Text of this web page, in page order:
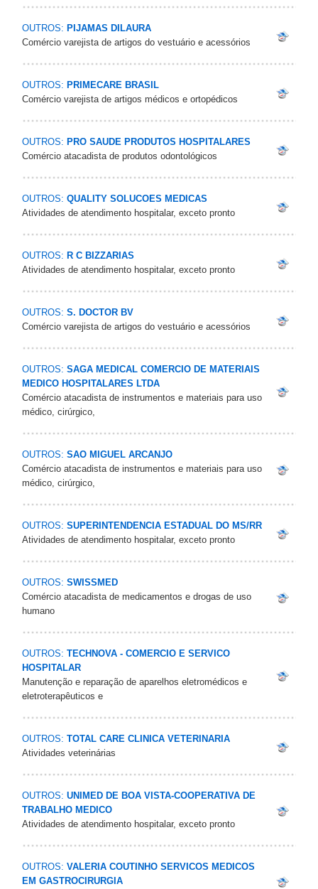
OUTROS: PIJAMAS DILAURA
Comércio varejista de artigos do vestuário e acessórios
OUTROS: PRIMECARE BRASIL
Comércio varejista de artigos médicos e ortopédicos
OUTROS: PRO SAUDE PRODUTOS HOSPITALARES
Comércio atacadista de produtos odontológicos
OUTROS: QUALITY SOLUCOES MEDICAS
Atividades de atendimento hospitalar, exceto pronto
OUTROS: R C BIZZARIAS
Atividades de atendimento hospitalar, exceto pronto
OUTROS: S. DOCTOR BV
Comércio varejista de artigos do vestuário e acessórios
OUTROS: SAGA MEDICAL COMERCIO DE MATERIAIS
MEDICO HOSPITALARES LTDA
Comércio atacadista de instrumentos e materiais para uso
médico, cirúrgico,
OUTROS: SAO MIGUEL ARCANJO
Comércio atacadista de instrumentos e materiais para uso
médico, cirúrgico,
OUTROS: SUPERINTENDENCIA ESTADUAL DO MS/RR
Atividades de atendimento hospitalar, exceto pronto
OUTROS: SWISSMED
Comércio atacadista de medicamentos e drogas de uso
humano
OUTROS: TECHNOVA - COMERCIO E SERVICO
HOSPITALAR
Manutenção e reparação de aparelhos eletromédicos e
eletroterapêuticos e
OUTROS: TOTAL CARE CLINICA VETERINARIA
Atividades veterinárias
OUTROS: UNIMED DE BOA VISTA-COOPERATIVA DE
TRABALHO MEDICO
Atividades de atendimento hospitalar, exceto pronto
OUTROS: VALERIA COUTINHO SERVICOS MEDICOS
EM GASTROCIRURGIA